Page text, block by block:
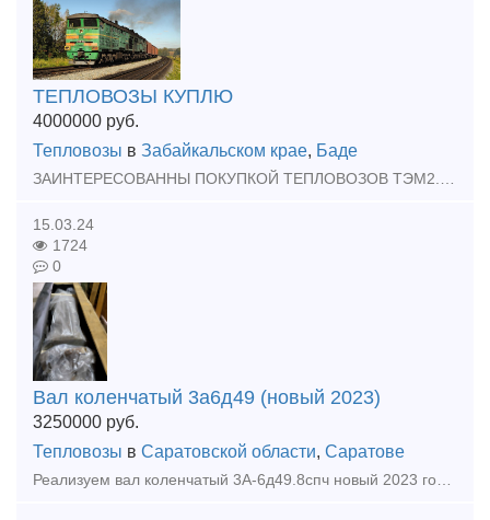
ТЕПЛОВОЗЫ КУПЛЮ
4000000 руб.
Тепловозы в Забайкальском крае, Баде
ЗАИНТЕРЕСОВАННЫ ПОКУПКОЙ ТЕПЛОВОЗОВ ТЭМ2.2ТЭ10.2М62.ДМ62.ТГК.ТГМ.ИДР в любом состояний
15.03.24
1724
0
Вал коленчатый 3а6д49 (новый 2023)
3250000 руб.
Тепловозы в Саратовской области, Саратове
Реализуем вал коленчатый 3А-6д49.8спч новый 2023 года выпуска со всеми документами.